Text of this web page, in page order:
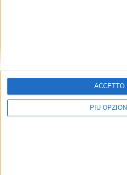
PIÙ OPZIONI
ACCETTO